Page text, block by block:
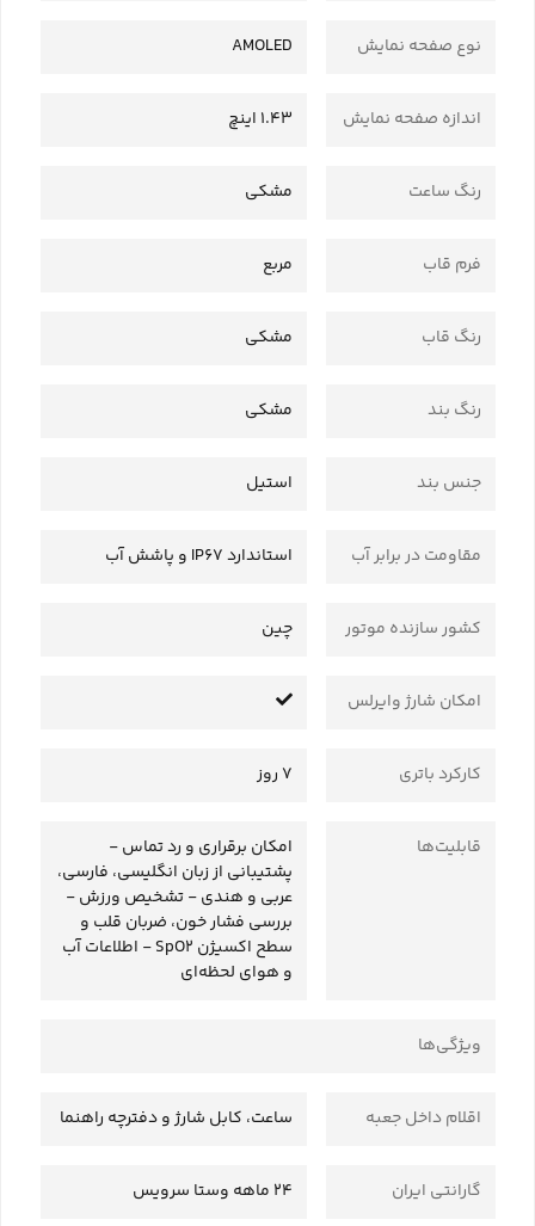
نوع صفحه نمایش AMOLED
اندازه صفحه نمایش 1.43 اینچ
رنگ ساعت مشکی
فرم قاب مربع
رنگ قاب مشکی
رنگ بند مشکی
جنس بند استیل
مقاومت در برابر آب استاندارد IP67 و پاشش آب
کشور سازنده موتور چین
امکان شارژ وایرلس
کارکرد باتری 7 روز
قابلیت‌ها
امکان برقراری و رد تماس -
پشتیبانی از زبان انگلیسی، فارسی،
عربی و هندی - تشخیص ورزش -
بررسی فشار خون، ضربان قلب و
سطح اکسیژن SpO2 - اطلاعات آب
و هوای لحظه‌ای
ویژگی‌ها
اقلام داخل جعبه ساعت، کابل شارژ و دفترچه راهنما
گارانتی ایران 24 ماهه وستا سرویس